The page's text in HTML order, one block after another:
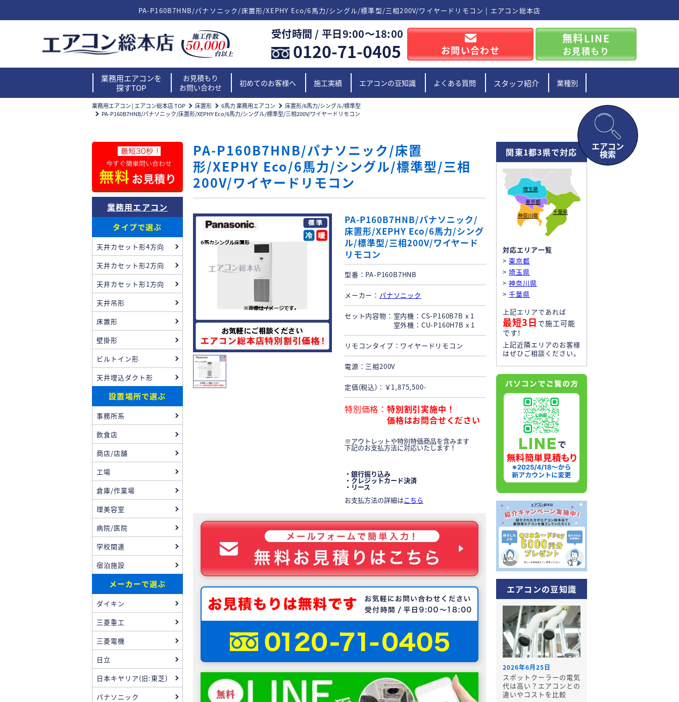
PA-P160B7HNB/パナソニック/床置形/XEPHY Eco/6馬力/シングル/標準型/三相200V/ワイヤードリモコン | エアコン総本店
受付時間 / 平日9:00〜18:00
0120-71-0405 お問い合わせ
無料LINE
お見積もり
業務用エアコンを
探すTOP
お見積もり
お問い合わせ
初めてのお客様へ 施工実績 エアコンの豆知識 よくある質問 スタッフ紹介 業種別
エアコン
検索
業務用エアコン | エアコン総本店 TOP 床置形 6馬力 業務用エアコン
床置形/6馬力/シングル/標準型
PA-P160B7HNB/パナソニック/床置形/XEPHY Eco/6馬力/シングル/標準型/三相200V/ワイヤードリモコン
PA-P160B7HNB/パナソニック/床置
形/XEPHY Eco/6馬力/シングル/標準型/三相
200V/ワイヤードリモコン
PA-P160B7HNB/パナソニック/
床置形/XEPHY Eco/6馬力/シング
ル/標準型/三相200V/ワイヤード
リモコン
型番 PA-P160B7HNB
メーカー パナソニック
セット内容物
室内機：CS-P160B7B x 1
室外機：CU-P160H7B x 1
リモコンタイプ ワイヤードリモコン
電源 三相200V
定価(税込) ￥1,875,500-
特別価格
特別割引実施中！
価格はお問合せください
※アウトレットや特別特価商品を含みます
下記のお支払方法に対応いたします！
・銀行振り込み
・クレジットカード決済
・リース
お支払方法の詳細はこちら
業務用エアコン
タイプで選ぶ
天井カセット形4方向
天井カセット形2方向
天井カセット形1方向
天井吊形
床置形
壁掛形
ビルトイン形
天井埋込ダクト形
設置場所で選ぶ
事務所系
飲食店
商店/店舗
工場
倉庫/作業場
理美容室
病院/医院
学校関連
宿泊施設
メーカーで選ぶ
ダイキン
三菱重工
三菱電機
日立
日本キヤリア(旧:東芝)
パナソニック
関東1都3県で対応
東京都
埼玉県
神奈川県 千葉県
対応エリア一覧
> 東京都
> 埼玉県
> 神奈川県
> 千葉県
上記エリアであれば
最短3日 で施工可能
です!
上記近隣エリアのお客様
はぜひご相談ください。
エアコンの豆知識
2026年6月25日
スポットクーラーの電気
代は高い？エアコンとの
違いやコストを比較